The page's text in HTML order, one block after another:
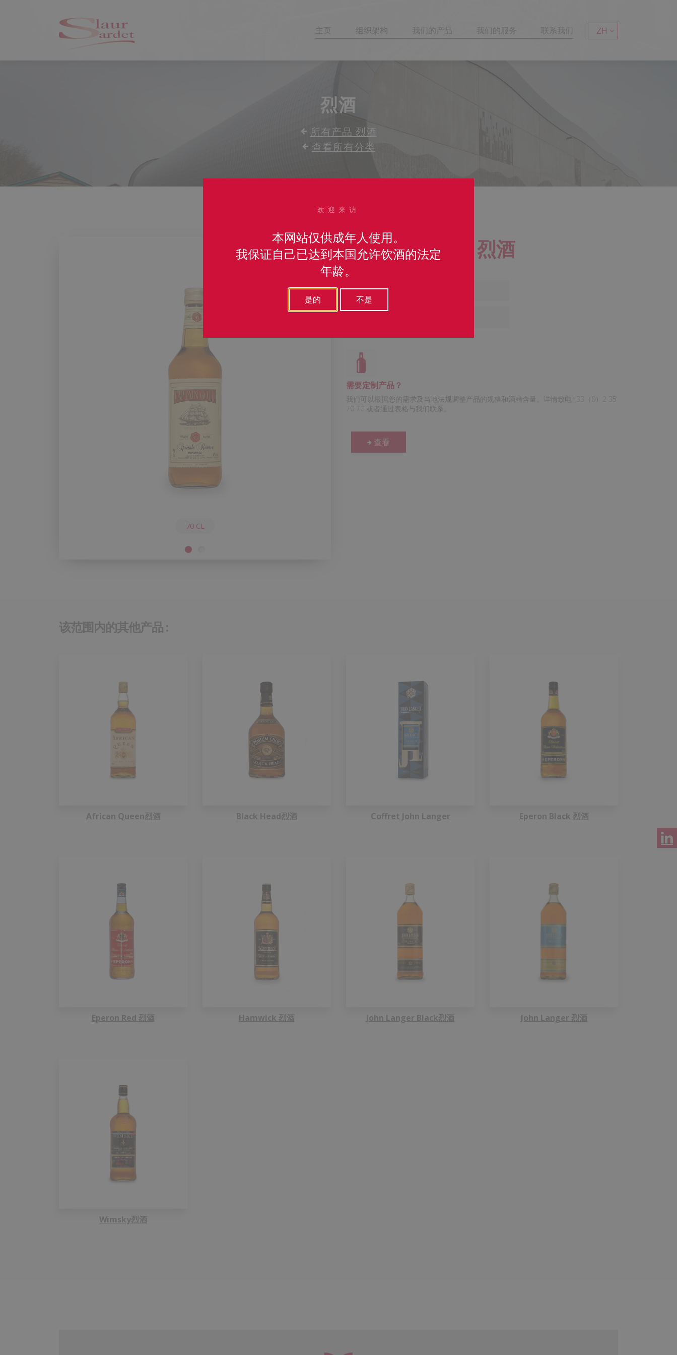
主页 组织架构 我们的产品 我们的服务 联系我们 ZH
烈酒
所有产品 烈酒
查看所有分类
70 CL
Captain Gold 烈酒
百分比 :70 - 100 cl
需要定制产品？
我们可以根据您的需求及当地法规调整产品的规格和酒精含量。详情致电+33（0）2 35
70 70 或者通过表格与我们联系。
查看
该范围内的其他产品 :
African Queen烈酒 Black Head烈酒 Coffret John Langer Eperon Black 烈酒
Eperon Red 烈酒 Hamwick 烈酒 John Langer Black烈酒 John Langer 烈酒
Wimsky烈酒
欢迎来访
本网站仅供成年人使用。
我保证自己已达到本国允许饮酒的法定
年龄。
是的 不是